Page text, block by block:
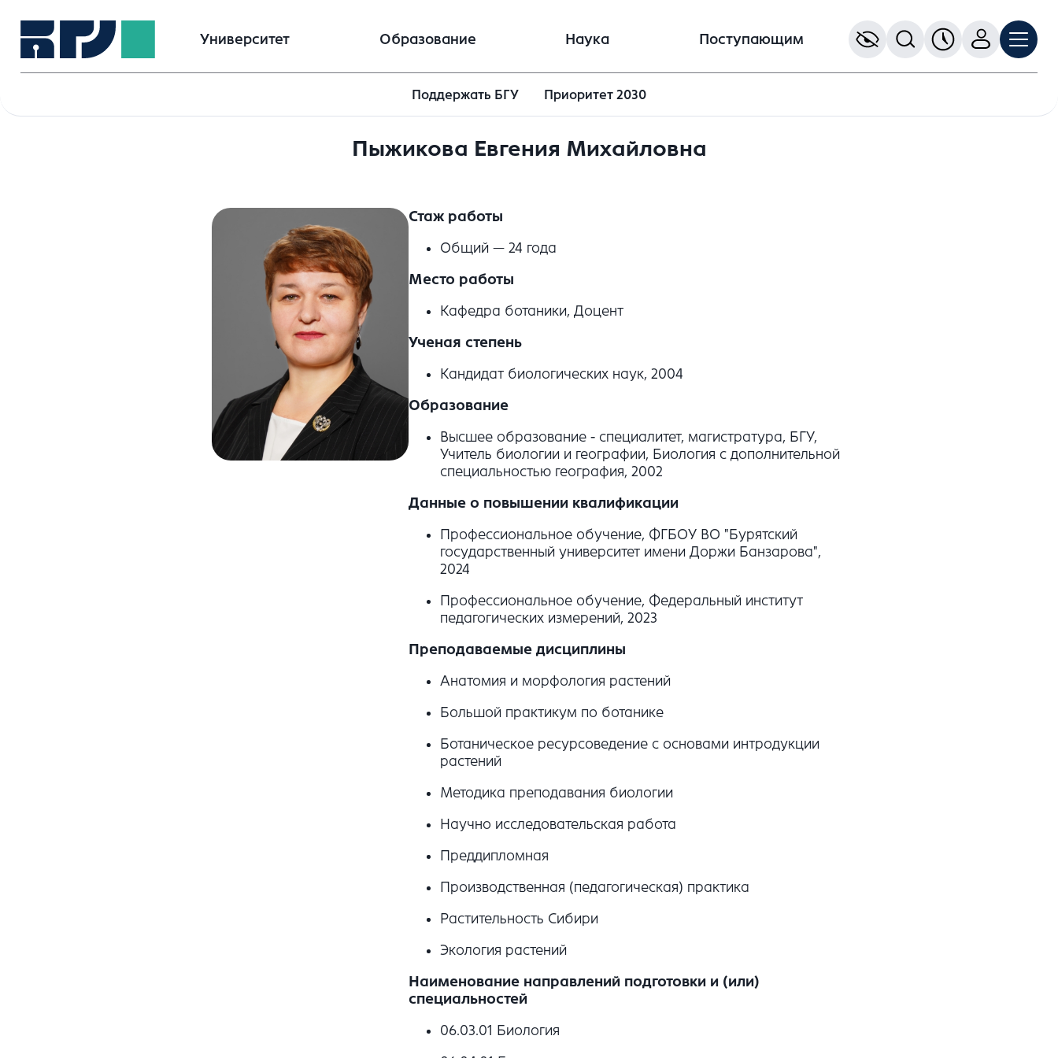
Университет Образование Наука Поступающим
Поддержать БГУ Приоритет 2030
Пыжикова Евгения Михайловна
Стаж работы
Общий — 24 года
Место работы
Кафедра ботаники, Доцент
Ученая степень
Кандидат биологических наук, 2004
Образование
Высшее образование - специалитет, магистратура, БГУ,
Учитель биологии и географии, Биология с дополнительной
специальностью география, 2002
Данные о повышении квалификации
Профессиональное обучение, ФГБОУ ВО "Бурятский
государственный университет имени Доржи Банзарова",
2024
Профессиональное обучение, Федеральный институт
педагогических измерений, 2023
Преподаваемые дисциплины
Анатомия и морфология растений
Большой практикум по ботанике
Ботаническое ресурсоведение с основами интродукции
растений
Методика преподавания биологии
Научно исследовательская работа
Преддипломная
Производственная (педагогическая) практика
Растительность Сибири
Экология растений
Наименование направлений подготовки и (или)
специальностей
06.03.01 Биология